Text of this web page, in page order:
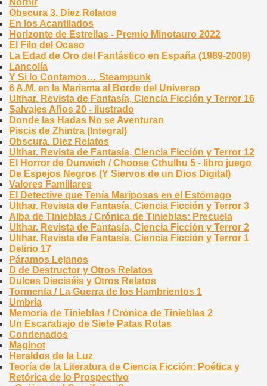
Nornir
Obscura 3. Diez Relatos
En los Acantilados
Horizonte de Estrellas - Premio Minotauro 2022
El Filo del Ocaso
La Edad de Oro del Fantástico en España (1989-2009)
Lancolía
Y Si lo Contamos… Steampunk
6 A.M. en la Marisma al Borde del Universo
Ulthar. Revista de Fantasía, Ciencia Ficción y Terror 16
Salvajes Años 20 - ilustrado
Donde las Hadas No se Aventuran
Piscis de Zhintra (Integral)
Obscura. Diez Relatos
Ulthar. Revista de Fantasía, Ciencia Ficción y Terror 12
El Horror de Dunwich / Choose Cthulhu 5 - libro juego
De Espejos Negros (Y Siervos de un Dios Digital)
Valores Familiares
El Detective que Tenía Mariposas en el Estómago
Ulthar. Revista de Fantasía, Ciencia Ficción y Terror 3
Alba de Tinieblas / Crónica de Tinieblas: Precuela
Ulthar. Revista de Fantasía, Ciencia Ficción y Terror 2
Ulthar. Revista de Fantasía, Ciencia Ficción y Terror 1
Delirio 17
Páramos Lejanos
D de Destructor y Otros Relatos
Dulces Dieciséis y Otros Relatos
Tormenta / La Guerra de los Hambrientos 1
Umbría
Memoria de Tinieblas / Crónica de Tinieblas 2
Un Escarabajo de Siete Patas Rotas
Condenados
Maginot
Heraldos de la Luz
Teoría de la Literatura de Ciencia Ficción: Poética y
Retórica de lo Prospectivo